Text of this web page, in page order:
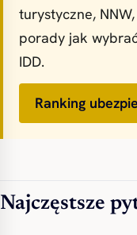
turystyczne,
porady jak
IDD.
Ranking
Najczęstsze